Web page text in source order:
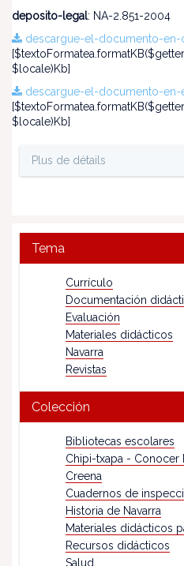
deposito-legal: NA-2.851-2004
descargue-el-documento-en-
$locale)Kb]
descargue-el-documento-en-
$locale)Kb]
Plus de détails
Tema
Currículo
Documentación
Evaluación
Materiales didácticos
Navarra
Revistas
Colección
Bibliotecas escolares
Chipi-txapa - Conocer
Creena
Cuadernos de
Historia de Navarra
Materiales didácticos
Recursos didácticos
Salud